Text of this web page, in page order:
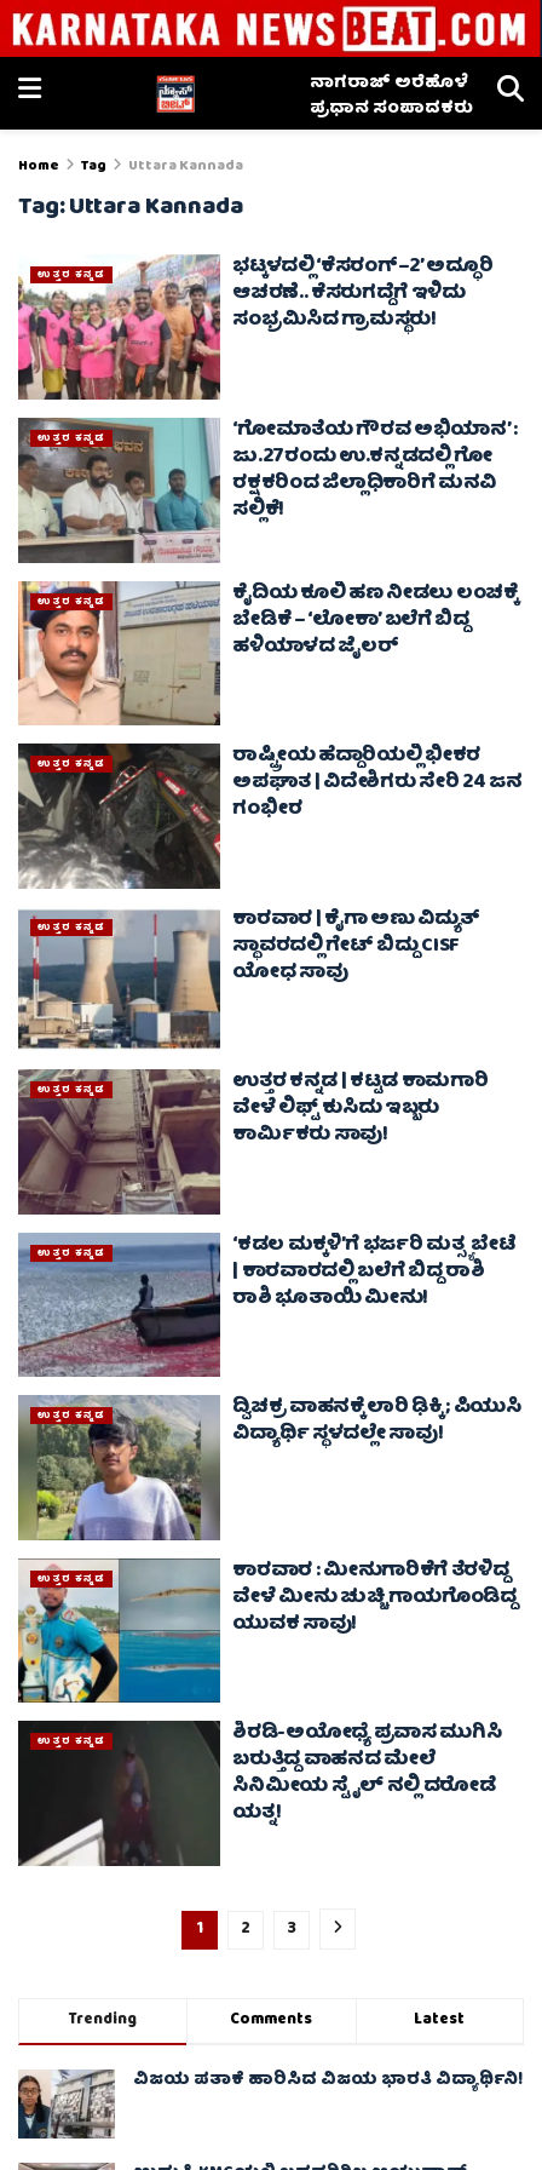
ನಾಗರಾಜ್ ಅರೆಹೊಳೆ
ಪ್ರಧಾನ ಸಂಪಾದಕರು
Home Tag Uttara Kannada
Tag:Uttara Kannada
ಉತ್ತರ ಕನ್ನಡ ಭಟ್ಕಳದಲ್ಲಿ ‘ಕೆಸರಂಗ್–2’ ಅದ್ಧೂರಿ
ಆಚರಣೆ.. ಕೆಸರುಗದ್ದೆಗೆ ಇಳಿದು
ಸಂಭ್ರಮಿಸಿದ ಗ್ರಾಮಸ್ಥರು!
ಉತ್ತರ ಕನ್ನಡ ‘ಗೋಮಾತೆಯ ಗೌರವ ಅಭಿಯಾನ’ :
ಜು.27ರಂದು ಉ.ಕನ್ನಡದಲ್ಲಿ ಗೋ
ರಕ್ಷಕರಿಂದ ಜಿಲ್ಲಾಧಿಕಾರಿಗೆ ಮನವಿ
ಸಲ್ಲಿಕೆ!
ಉತ್ತರ ಕನ್ನಡ ಕೈದಿಯ ಕೂಲಿ ಹಣ ನೀಡಲು ಲಂಚಕ್ಕೆ
ಬೇಡಿಕೆ – ‘ಲೋಕಾ’ ಬಲೆಗೆ ಬಿದ್ದ
ಹಳಿಯಾಳದ ಜೈಲರ್
ಉತ್ತರ ಕನ್ನಡ ರಾಷ್ಟ್ರೀಯ ಹೆದ್ದಾರಿಯಲ್ಲಿ ಭೀಕರ
ಅಪಘಾತ | ವಿದೇಶಿಗರು ಸೇರಿ 24 ಜನ
ಗಂಭೀರ
ಉತ್ತರ ಕನ್ನಡ ಕಾರವಾರ | ಕೈಗಾ ಅಣು ವಿದ್ಯುತ್
ಸ್ಥಾವರದಲ್ಲಿ ಗೇಟ್‌ ಬಿದ್ದು CISF
ಯೋಧ ಸಾವು
ಉತ್ತರ ಕನ್ನಡ ಉತ್ತರ ಕನ್ನಡ | ಕಟ್ಟಡ ಕಾಮಗಾರಿ
ವೇಳೆ ಲಿಫ್ಟ್‌ ಕುಸಿದು ಇಬ್ಬರು
ಕಾರ್ಮಿಕರು ಸಾವು!
ಉತ್ತರ ಕನ್ನಡ ‘ಕಡಲ ಮಕ್ಕಳಿ’ಗೆ ಭರ್ಜರಿ ಮತ್ಸ್ಯ ಬೇಟೆ
| ಕಾರವಾರದಲ್ಲಿ ಬಲೆಗೆ ಬಿದ್ದ ರಾಶಿ
ರಾಶಿ ಭೂತಾಯಿ ಮೀನು!
ಉತ್ತರ ಕನ್ನಡ ದ್ವಿಚಕ್ರ ವಾಹನಕ್ಕೆ ಲಾರಿ ಢಿಕ್ಕಿ ; ಪಿಯುಸಿ
ವಿದ್ಯಾರ್ಥಿ ಸ್ಥಳದಲ್ಲೇ ಸಾವು!
ಉತ್ತರ ಕನ್ನಡ ಕಾರವಾರ : ಮೀನುಗಾರಿಕೆಗೆ ತೆರಳಿದ್ದ
ವೇಳೆ ಮೀನು ಚುಚ್ಚಿ ಗಾಯಗೊಂಡಿದ್ದ
ಯುವಕ ಸಾವು!
ಉತ್ತರ ಕನ್ನಡ ಶಿರಡಿ-ಅಯೋಧ್ಯೆ ಪ್ರವಾಸ ಮುಗಿಸಿ
ಬರುತ್ತಿದ್ದ ವಾಹನದ ಮೇಲೆ
ಸಿನಿಮೀಯ ಸ್ಟೈಲ್‌ ನಲ್ಲಿ ದರೋಡೆ
ಯತ್ನ!
1 2 3
Trending Comments Latest
ವಿಜಯ ಪತಾಕೆ ಹಾರಿಸಿದ ವಿಜಯ ಭಾರತಿ ವಿದ್ಯಾರ್ಥಿನಿ!